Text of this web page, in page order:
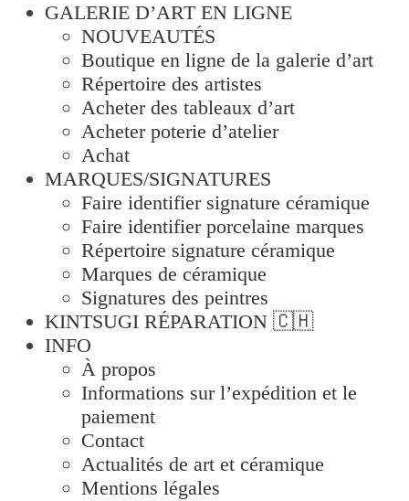
GALERIE D’ART EN LIGNE
NOUVEAUTÉS
Boutique en ligne de la galerie d’art
Répertoire des artistes
Acheter des tableaux d’art
Acheter poterie d’atelier
Achat
MARQUES/SIGNATURES
Faire identifier signature céramique
Faire identifier porcelaine marques
Répertoire signature céramique
Marques de céramique
Signatures des peintres
KINTSUGI RÉPARATION 🇨🇭
INFO
À propos
Informations sur l’expédition et le
paiement
Contact
Actualités de art et céramique
Mentions légales